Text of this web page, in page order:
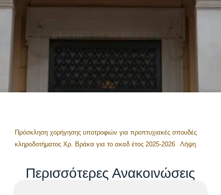
Πρόσκληση χορήγησης υποτροφιών για προπτυχιακές σπουδές
κληροδοτήματος Χρ. Βράκα για το ακαδ έτος 2025-2026
Λήψη
Περισσότερες Ανακοινώσεις